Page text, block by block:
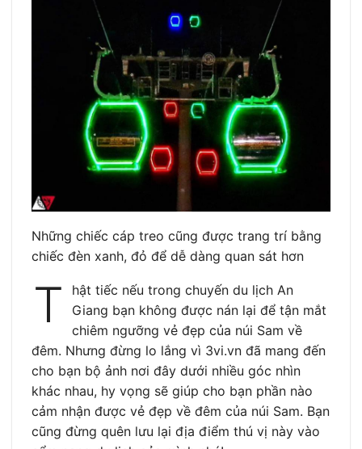
Những chiếc cáp treo cũng được trang trí bằng
chiếc đèn xanh, đỏ để dễ dàng quan sát hơn
T
hật tiếc nếu trong chuyến du lịch An
Giang bạn không được nán lại để tận mắt
chiêm ngưỡng vẻ đẹp của núi Sam về
đêm. Nhưng đừng lo lắng vì 3vi.vn đã mang đến
cho bạn bộ ảnh nơi đây dưới nhiều góc nhìn
khác nhau, hy vọng sẽ giúp cho bạn phần nào
cảm nhận được vẻ đẹp về đêm của núi Sam. Bạn
cũng đừng quên lưu lại địa điểm thú vị này vào